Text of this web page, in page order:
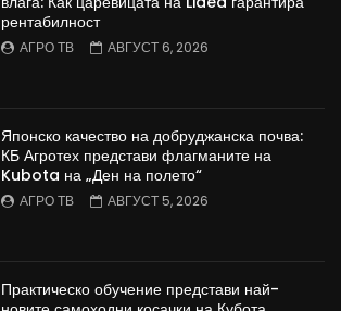
рентабилност
АГРО ТВ АВГУСТ 6, 2026
Японско качество на добруджанска почва:
КБ Агротех представи флагманите на
Kubota на „Ден на полето“
АГРО ТВ АВГУСТ 5, 2026
Практическо обучение представи най-